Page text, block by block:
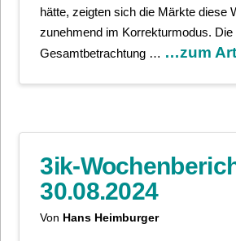
hätte, zeigten sich die Märkte diese
zunehmend im Korrekturmodus. Die
Gesamtbetrachtung … …zum
3ik-
30.08.2024
Von Hans Heimburger